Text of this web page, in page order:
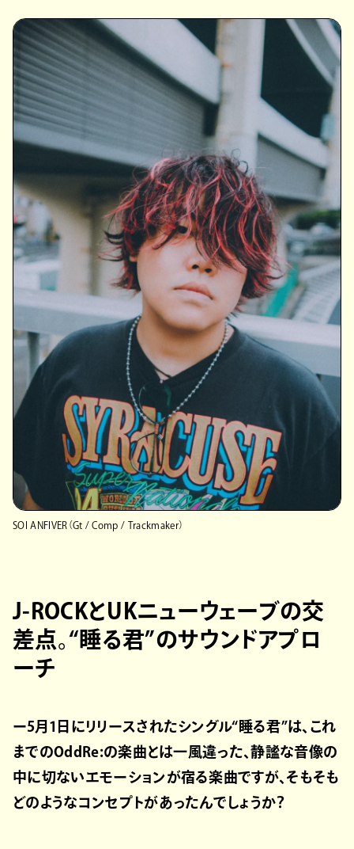
SOI ANFIVER（Gt / Comp / Trackmaker）
J-ROCKとUKニューウェーブの交
差点。“睡る君”のサウンドアプロ
ーチ
ー5月1日にリリースされたシングル“睡る君”は、これ
までのOddRe:の楽曲とは一風違った、静謐な音像の
中に切ないエモーションが宿る楽曲ですが、そもそも
どのようなコンセプトがあったんでしょうか？